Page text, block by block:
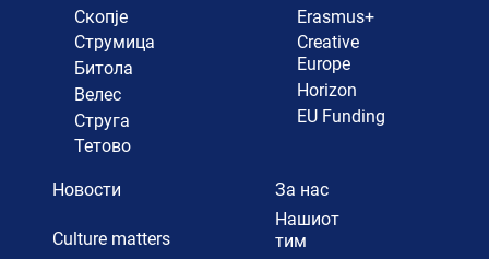
Скопје
Струмица
Битола
Велес
Струга
Тетово
Erasmus+
Creative
Europe
Horizon
EU Funding
Новости
Culture matters
За нас
Нашиот
тим